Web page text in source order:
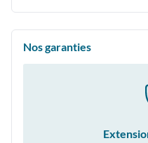
Nos garanties